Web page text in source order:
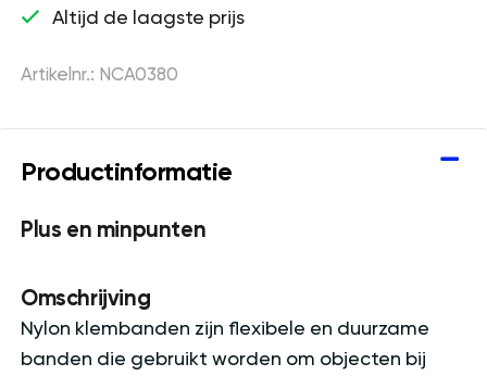
Altijd de laagste prijs
Artikelnr.: NCA0380
Productinformatie
Plus en minpunten
Omschrijving
Nylon klembanden zijn flexibele en duurzame
banden die gebruikt worden om objecten bij